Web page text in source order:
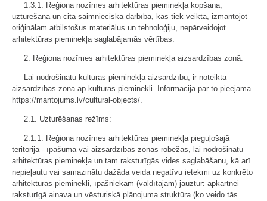
1.3.1. Reģiona nozīmes arhitektūras pieminekļa kopšana,
uzturēšana un cita saimnieciskā darbība, kas tiek veikta, izmantojot
oriģinālam atbilstošus materiālus un tehnoloģiju, nepārveidojot
arhitektūras pieminekļa saglabājamās vērtības.
2. Reģiona nozīmes arhitektūras pieminekļa aizsardzības zonā:
Lai nodrošinātu kultūras pieminekļa aizsardzību, ir noteikta
aizsardzības zona ap kultūras pieminekli. Informācija par to pieejama
https://mantojums.lv/cultural-objects/.
2.1. Uzturēšanas režīms:
2.1.1. Reģiona nozīmes arhitektūras pieminekļa pieguļošajā
teritorijā - īpašuma vai aizsardzības zonas robežās, lai nodrošinātu
arhitektūras pieminekļa un tam raksturīgās vides saglabāšanu, kā arī
nepieļautu vai samazinātu dažāda veida negatīvu ietekmi uz konkrēto
arhitektūras pieminekli, īpašniekam (valdītājam) jāuztur: apkārtnei
raksturīgā ainava un vēsturiskā plānojuma struktūra (ko veido tās